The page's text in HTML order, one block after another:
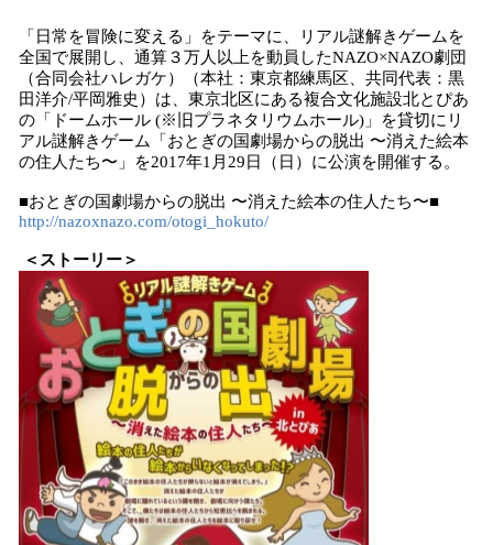
す
「日常を冒険に変える」をテーマに、リアル謎解きゲームを
全国で展開し、通算３万人以上を動員したNAZO×NAZO劇団
（合同会社ハレガケ）（本社：東京都練馬区、共同代表：黒
田洋介/平岡雅史）は、東京北区にある複合文化施設北とぴあ
の「ドームホール (※旧プラネタリウムホール)」を貸切にリ
アル謎解きゲーム「おとぎの国劇場からの脱出 〜消えた絵本
の住人たち〜」を2017年1月29日（日）に公演を開催する。
■おとぎの国劇場からの脱出 〜消えた絵本の住人たち〜■
http://nazoxnazo.com/otogi_hokuto/
＜ストーリー＞